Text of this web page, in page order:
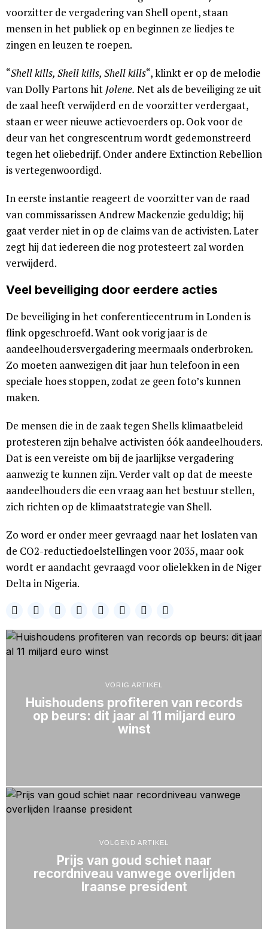
voorzitter de vergadering van Shell opent, staan
mensen in het publiek op en beginnen ze liedjes te
zingen en leuzen te roepen.
“Shell kills, Shell kills, Shell kills“, klinkt er op de melodie
van Dolly Partons hit Jolene. Net als de beveiliging ze uit
de zaal heeft verwijderd en de voorzitter verdergaat,
staan er weer nieuwe actievoerders op. Ook voor de
deur van het congrescentrum wordt gedemonstreerd
tegen het oliebedrijf. Onder andere Extinction Rebellion
is vertegenwoordigd.
In eerste instantie reageert de voorzitter van de raad
van commissarissen Andrew Mackenzie geduldig; hij
gaat verder niet in op de claims van de activisten. Later
zegt hij dat iedereen die nog protesteert zal worden
verwijderd.
Veel beveiliging door eerdere acties
De beveiliging in het conferentiecentrum in Londen is
flink opgeschroefd. Want ook vorig jaar is de
aandeelhoudersvergadering meermaals onderbroken.
Zo moeten aanwezigen dit jaar hun telefoon in een
speciale hoes stoppen, zodat ze geen foto’s kunnen
maken.
De mensen die in de zaak tegen Shells klimaatbeleid
protesteren zijn behalve activisten óók aandeelhouders.
Dat is een vereiste om bij de jaarlijkse vergadering
aanwezig te kunnen zijn. Verder valt op dat de meeste
aandeelhouders die een vraag aan het bestuur stellen,
zich richten op de klimaatstrategie van Shell.
Zo word er onder meer gevraagd naar het loslaten van
de CO2-reductiedoelstellingen voor 2035, maar ook
wordt er aandacht gevraagd voor olielekken in de Niger
Delta in Nigeria.
VORIG ARTIKEL
Huishoudens profiteren van records
op beurs: dit jaar al 11 miljard euro
winst
VOLGEND ARTIKEL
Prijs van goud schiet naar
recordniveau vanwege overlijden
Iraanse president